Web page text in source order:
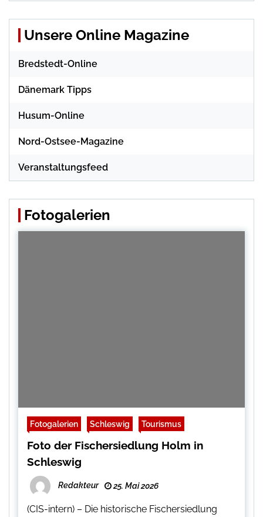
Unsere Online Magazine
Bredstedt-Online
Dänemark Tipps
Husum-Online
Nord-Ostsee-Magazine
Veranstaltungsfeed
Fotogalerien
Fotogalerien Schleswig Tourismus
Foto der Fischersiedlung Holm in
Schleswig
Redakteur 25. Mai 2026
(CIS-intern) – Die historische Fischersiedlung